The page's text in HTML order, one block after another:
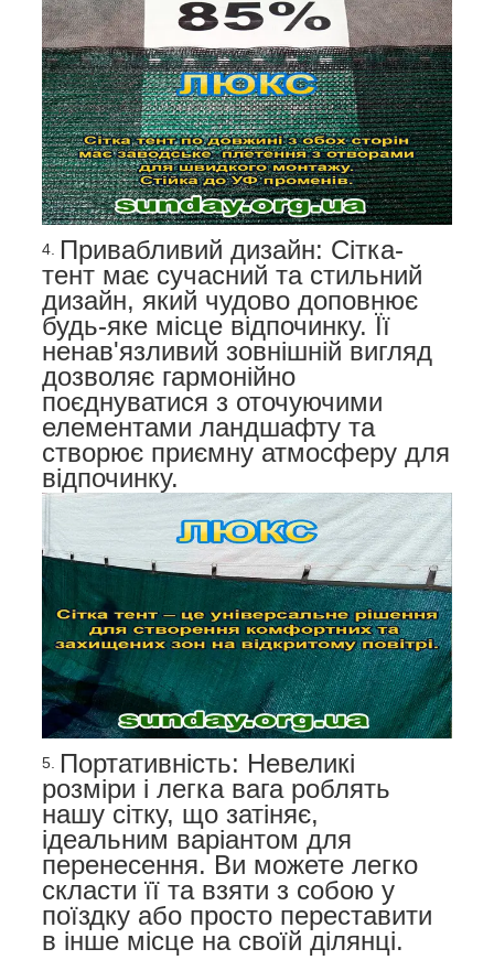
Привабливий дизайн: Сітка-
тент має сучасний та стильний
дизайн, який чудово доповнює
будь-яке місце відпочинку. Її
ненав'язливий зовнішній вигляд
дозволяє гармонійно
поєднуватися з оточуючими
елементами ландшафту та
створює приємну атмосферу для
відпочинку.
Портативність: Невеликі
розміри і легка вага роблять
нашу сітку, що затіняє,
ідеальним варіантом для
перенесення. Ви можете легко
скласти її та взяти з собою у
поїздку або просто переставити
в інше місце на своїй ділянці.